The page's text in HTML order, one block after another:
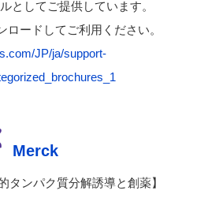
としてご提供しています。
ロードしてご利用ください。
JP/ja/support-
Merck
タンパク質分解誘導と創薬】